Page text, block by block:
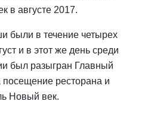
в августе 2017.
были в течение четырех
и в этот же день среди
был разыгран Главный
посещение ресторана и
Новый век.